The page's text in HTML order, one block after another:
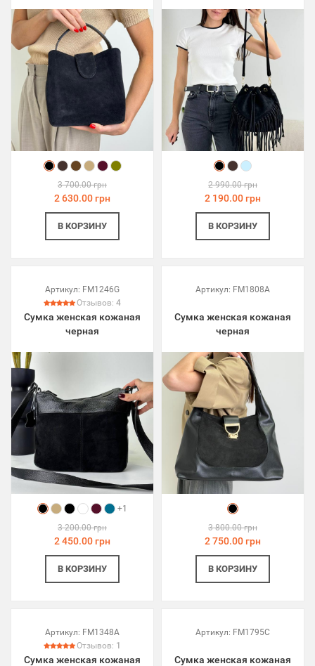
3 700.00 грн
2 630.00 грн
В КОРЗИНУ
2 990.00 грн
2 190.00 грн
В КОРЗИНУ
Артикул: FM1246G
Отзывов: 4
Сумка женская кожаная
черная
+1
3 200.00 грн
2 450.00 грн
В КОРЗИНУ
Артикул: FM1808A
Сумка женская кожаная
черная
3 800.00 грн
2 750.00 грн
В КОРЗИНУ
Артикул: FM1348A
Отзывов: 1
Сумка женская кожаная
Артикул: FM1795C
Сумка женская кожаная